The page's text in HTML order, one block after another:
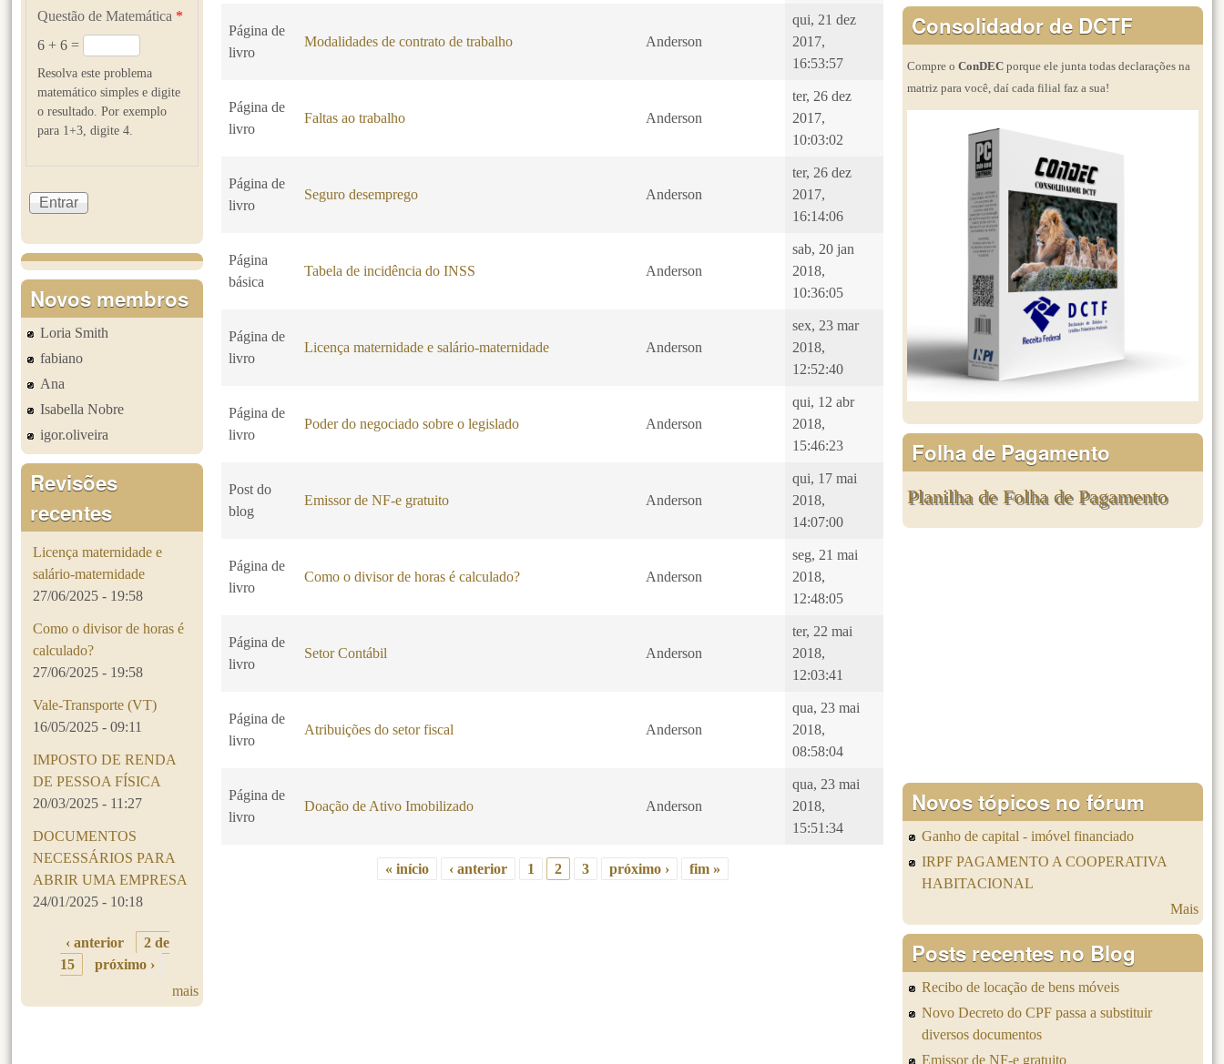
Página de
livro
Modalidades de contrato de trabalho Anderson
qui, 21 dez
2017,
16:53:57
Página de
livro
Faltas ao trabalho Anderson
ter, 26 dez
2017,
10:03:02
Página de
livro
Seguro desemprego Anderson
ter, 26 dez
2017,
16:14:06
Página
básica
Tabela de incidência do INSS Anderson
sab, 20 jan
2018,
10:36:05
Página de
livro
Licença maternidade e salário-maternidade Anderson
sex, 23 mar
2018,
12:52:40
Página de
livro
Poder do negociado sobre o legislado Anderson
qui, 12 abr
2018,
15:46:23
Post do
blog
Emissor de NF-e gratuito Anderson
qui, 17 mai
2018,
14:07:00
Página de
livro
Como o divisor de horas é calculado? Anderson
seg, 21 mai
2018,
12:48:05
Página de
livro
Setor Contábil Anderson
ter, 22 mai
2018,
12:03:41
Página de
livro
Atribuições do setor fiscal Anderson
qua, 23 mai
2018,
08:58:04
Página de
livro
Doação de Ativo Imobilizado Anderson
qua, 23 mai
2018,
15:51:34
« início ‹ anterior 1 2 3 próximo › fim »
Questão de Matemática *
6 + 6 =
Resolva este problema
matemático simples e digite
o resultado. Por exemplo
para 1+3, digite 4.
Novos membros
Loria Smith
fabiano
Ana
Isabella Nobre
igor.oliveira
Revisões
recentes
Licença maternidade e
salário-maternidade
27/06/2025 - 19:58
Como o divisor de horas é
calculado?
27/06/2025 - 19:58
Vale-Transporte (VT)
16/05/2025 - 09:11
IMPOSTO DE RENDA
DE PESSOA FÍSICA
20/03/2025 - 11:27
DOCUMENTOS
NECESSÁRIOS PARA
ABRIR UMA EMPRESA
24/01/2025 - 10:18
‹ anterior
2 de
15
próximo ›
mais
Consolidador de DCTF
Compre o ConDEC porque ele junta todas declarações na
matriz para você, daí cada filial faz a sua!
Folha de Pagamento
Planilha de Folha de Pagamento
Novos tópicos no fórum
Ganho de capital - imóvel financiado
IRPF PAGAMENTO A COOPERATIVA
HABITACIONAL
Mais
Posts recentes no Blog
Recibo de locação de bens móveis
Novo Decreto do CPF passa a substituir
diversos documentos
Emissor de NF-e gratuito